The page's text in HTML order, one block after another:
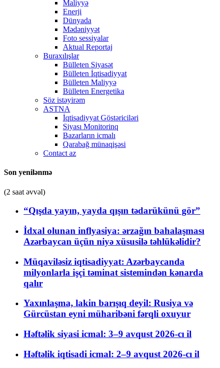
Maliyyə
Enerji
Dünyada
Mədəniyyət
Foto sessiyalar
Aktual Reportaj
Buraxılışlar
Bülleten Siyasət
Bülleten İqtisadiyyat
Bülleten Maliyyə
Bülleten Energetika
Söz istəyirəm
ASTNA
İqtisadiyyat Göstəriciləri
Siyası Monitorinq
Bazarların icmalı
Qarabağ münaqişəsi
Contact az
Son yenilənmə
(2 saat əvvəl)
“Qışda yayın, yayda qışın tədarükünü gör”
İdxal olunan inflyasiya: ərzağın bahalaşması
Azərbaycan üçün niyə xüsusilə təhlükəlidir?
Müqaviləsiz iqtisadiyyat: Azərbaycanda
milyonlarla işçi təminat sistemindən kənarda
qalır
Yaxınlaşma, lakin barışıq deyil: Rusiya və
Gürcüstan eyni müharibəni fərqli oxuyur
Həftəlik siyasi icmal: 3–9 avqust 2026-cı il
Həftəlik iqtisadi icmal: 2–9 avqust 2026-cı il